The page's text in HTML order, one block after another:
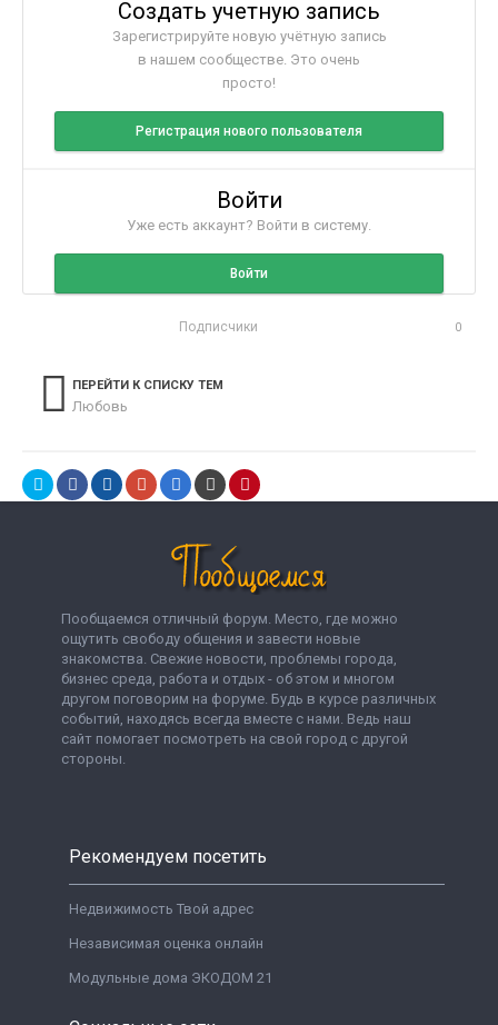
Создать учетную запись
Зарегистрируйте новую учётную запись
в нашем сообществе. Это очень
просто!
Регистрация нового пользователя
Войти
Уже есть аккаунт? Войти в систему.
Войти
Подписчики 0
ПЕРЕЙТИ К СПИСКУ ТЕМ
Любовь
Пообщаемся отличный форум. Место, где можно
ощутить свободу общения и завести новые
знакомства. Свежие новости, проблемы города,
бизнес среда, работа и отдых - об этом и многом
другом поговорим на форуме. Будь в курсе различных
событий, находясь всегда вместе с нами. Ведь наш
сайт помогает посмотреть на свой город с другой
стороны.
Рекомендуем посетить
Недвижимость Твой адрес
Независимая оценка онлайн
Модульные дома ЭКОДОМ 21